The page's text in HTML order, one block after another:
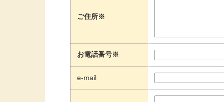
ご住所※
お電話番号※
e-mail